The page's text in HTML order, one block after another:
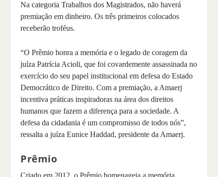
Na categoria Trabalhos dos Magistrados, não haverá
premiação em dinheiro. Os três primeiros colocados
receberão troféus.
“O Prêmio honra a memória e o legado de coragem da
juíza Patrícia Acioli, que foi covardemente assassinada no
exercício do seu papel institucional em defesa do Estado
Democrático de Direito. Com a premiação, a Amaerj
incentiva práticas inspiradoras na área dos direitos
humanos que fazem a diferença para a sociedade. A
defesa da cidadania é um compromisso de todos nós”,
ressalta a juíza Eunice Haddad, presidente da Amaerj.
Prêmio
Criado em 2012, o Prêmio homenageia a memória